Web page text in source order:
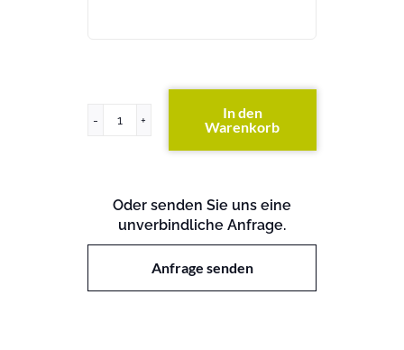
FAS6220
In den
Warenkorb
Oder senden Sie uns eine
unverbindliche Anfrage.
Anfrage senden